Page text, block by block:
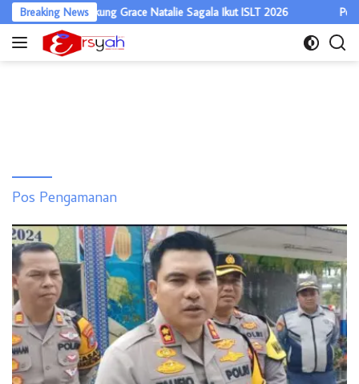
Langsung
ke
Breaking News
Asahan Dukung Grace Natalie Sagala Ikut ISLT 2026 Polisi
Pos Pengamanan